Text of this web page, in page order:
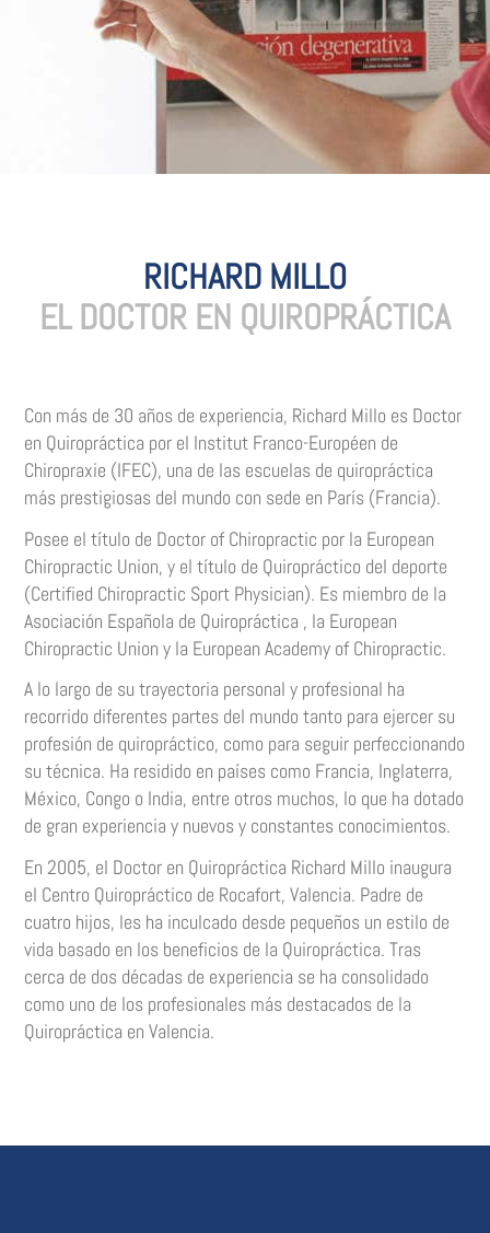
RICHARD MILLO
EL DOCTOR EN QUIROPRÁCTICA
Con más de 30 años de experiencia, Richard Millo es Doctor
en Quiropráctica por el Institut Franco-Européen de
Chiropraxie (IFEC), una de las escuelas de quiropráctica
más prestigiosas del mundo con sede en París (Francia).
Posee el título de Doctor of Chiropractic por la European
Chiropractic Union, y el título de Quiropráctico del deporte
(Certified Chiropractic Sport Physician). Es miembro de la
Asociación Española de Quiropráctica , la European
Chiropractic Union y la European Academy of Chiropractic.
A lo largo de su trayectoria personal y profesional ha
recorrido diferentes partes del mundo tanto para ejercer su
profesión de quiropráctico, como para seguir perfeccionando
su técnica. Ha residido en países como Francia, Inglaterra,
México, Congo o India, entre otros muchos, lo que ha dotado
de gran experiencia y nuevos y constantes conocimientos.
En 2005, el Doctor en Quiropráctica Richard Millo inaugura
el Centro Quiropráctico de Rocafort, Valencia. Padre de
cuatro hijos, les ha inculcado desde pequeños un estilo de
vida basado en los beneficios de la Quiropráctica. Tras
cerca de dos décadas de experiencia se ha consolidado
como uno de los profesionales más destacados de la
Quiropráctica en Valencia.